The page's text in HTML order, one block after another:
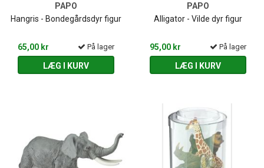
PAPO
Hangris - Bondegårdsdyr figur
65,00 kr På lager
LÆG I KURV
PAPO
Alligator - Vilde dyr figur
95,00 kr På lager
LÆG I KURV